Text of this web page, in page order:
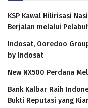
KSP Kawal Hilirisasi
Berjalan melalui
Indosat, Ooredoo
by Indosat
New NX500 Perdana
Bank Kalbar Raih
Bukti Reputasi yang